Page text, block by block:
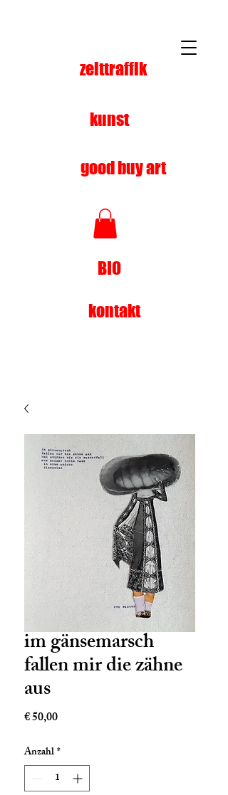
kunst
zeittraffik
good buy art
BIO
kontakt
im gänsemarsch
fallen mir die zähne
aus
€ 50,00Preis
Anzahl*